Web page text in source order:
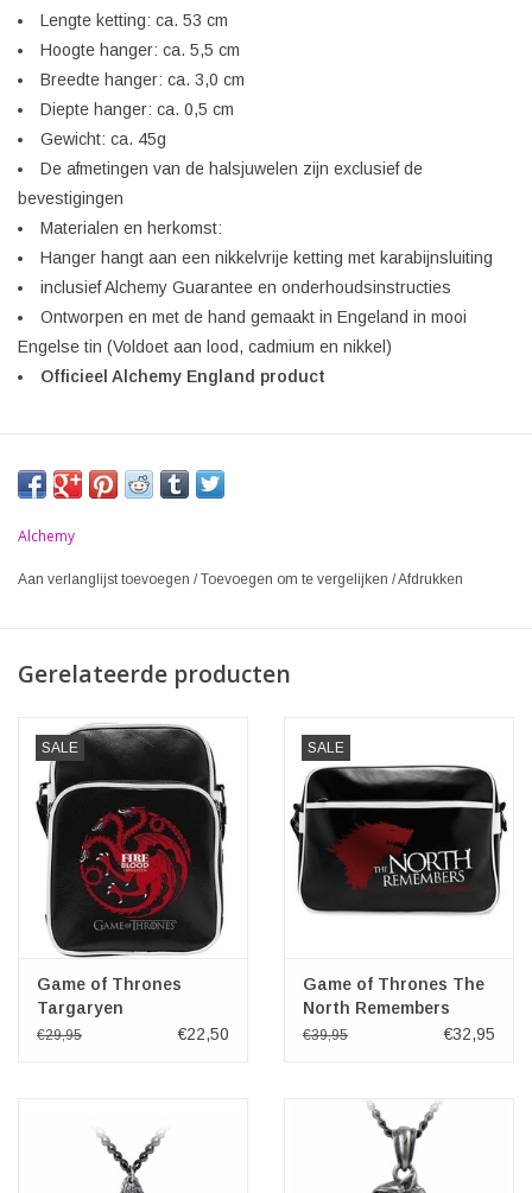
Lengte ketting: ca. 53 cm
Hoogte hanger: ca. 5,5 cm
Breedte hanger: ca. 3,0 cm
Diepte hanger: ca. 0,5 ​​cm
Gewicht: ca. 45g
De afmetingen van de halsjuwelen zijn exclusief de
bevestigingen
Materialen en herkomst:
Hanger hangt aan een nikkelvrije ketting met karabijnsluiting
inclusief Alchemy Guarantee en onderhoudsinstructies
Ontworpen en met de hand gemaakt in Engeland in mooi
Engelse tin (Voldoet aan lood, cadmium en nikkel)
Officieel Alchemy England product
Alchemy
Aan verlanglijst toevoegen /Toevoegen om te vergelijken /Afdrukken
Gerelateerde producten
SALE
Game of Thrones
Targaryen
Schoudertas
€29,95 €22,50
SALE
Game of Thrones The
North Remembers
Messenger tas
€39,95 €32,95